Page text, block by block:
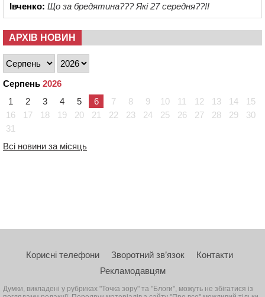
Івченко: Що за бредятина??? Які 27 середня??!!
АРХІВ НОВИН
Серпень 2026
1
2 3 4 5 6 7 8 9 10 11 12 13 14
15
16
17 18 19 20 21 22 23 24 25 26 27 28 29
30
31
Всі новини за місяць
Корисні телефони Зворотний зв’язок
Контакти
Рекламодавцям
Думки, викладені у рубриках "Точка зору" та "Блоги", можуть не збігатися із